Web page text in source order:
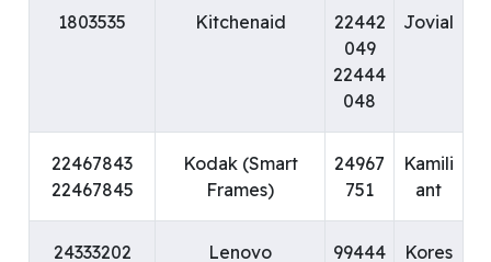
Jovial
22442
049
22444
048
Kitchenaid
1803535
Kamili
ant
24967
751
Kodak (Smart
Frames)
22467843
22467845
Kores
99444
Lenovo
24333202